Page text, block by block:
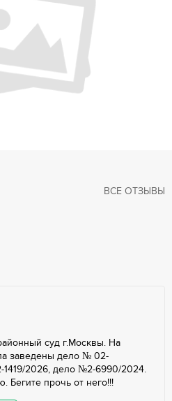
ВСЕ ОТЗЫВЫ
суд г.Москвы. На
заведены дело № 02-
2026, дело №2-6990/2024.
Бегите прочь от него!!!